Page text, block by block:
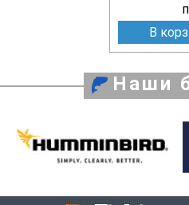
В
Наши